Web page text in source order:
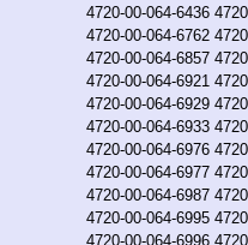
4720-00-064-6436
4720-00-064-6762
4720-00-064-6857
4720-00-064-6921
4720-00-064-6929
4720-00-064-6933
4720-00-064-6976
4720-00-064-6977
4720-00-064-6987
4720-00-064-6995
4720-00-064-6996